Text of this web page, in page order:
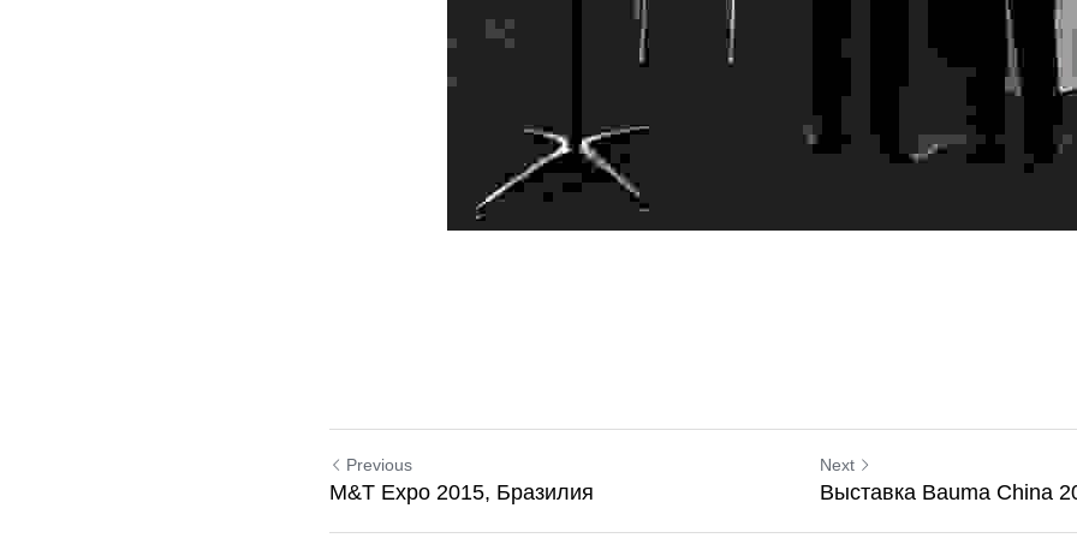
Previous
M&T Expo 2015, Бразилия
Next
Выставка Bauma China